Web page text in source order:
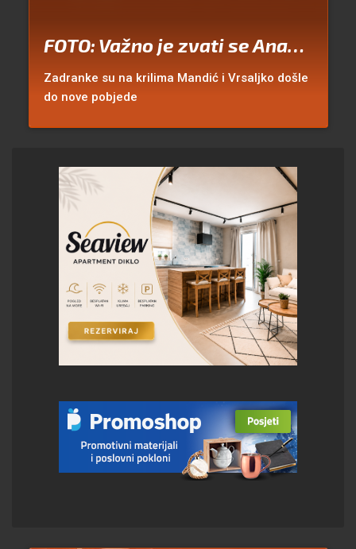
FOTO: Važno je zvati se Ana…
Zadranke su na krilima Mandić i Vrsaljko došle
do nove pobjede